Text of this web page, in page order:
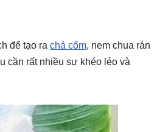
để tạo ra chả cốm, nem chua rán
cần rất nhiều sự khéo léo và